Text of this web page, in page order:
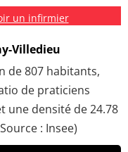
un infirmier
Villedieu
de 807 habitants,
de praticiens
une densité de 24.78
: Insee)